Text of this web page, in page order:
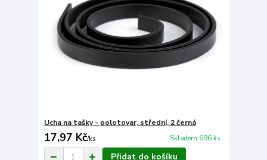
Ucha na tašky - polotovar, střední, 2 černá
17,97 Kč/ks Skladem 696 ks
Přidat do košíku